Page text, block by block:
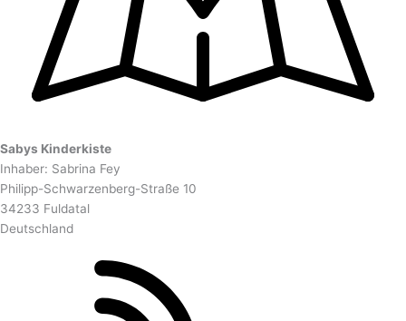
Sabys Kinderkiste
Inhaber: Sabrina Fey
Philipp-Schwarzenberg-Straße 10
34233 Fuldatal
Deutschland